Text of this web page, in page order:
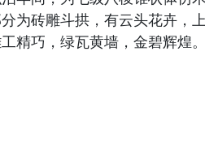
为砖雕斗拱，有云头花卉，
精巧，绿瓦黄墙，金碧辉煌